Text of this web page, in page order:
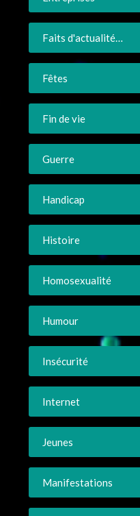
Faits d'actualité…
Fêtes
Fin de vie
Guerre
Handicap
Histoire
Homosexualité
Humour
Insécurité
Internet
Jeunes
Manifestations